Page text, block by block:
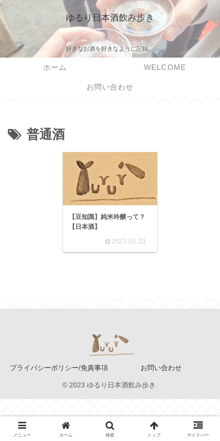
ゆるり日本酒飲み歩き
好きなお酒を好きなように記録。
ホーム WELCOME
お問い合わせ
普通酒
【豆知識】純米吟醸って？
【日本酒】
2023.05.21
プライバシーポリシー/免責事項 お問い合わせ
© 2023 ゆるり日本酒飲み歩き.
メニュー ホーム 検索 トップ サイドバー